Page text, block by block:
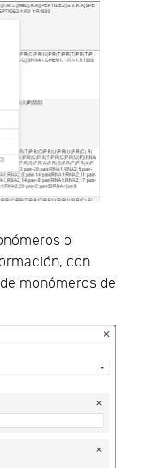
o
con
monómeros de